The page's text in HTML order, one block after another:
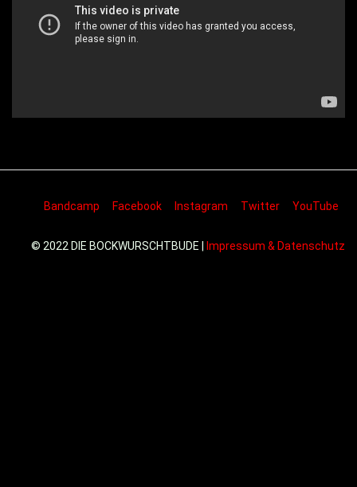
Bandcamp Facebook Instagram Twitter YouTube
© 2022 DIE BOCKWURSCHTBUDE | Impressum & Datenschutz